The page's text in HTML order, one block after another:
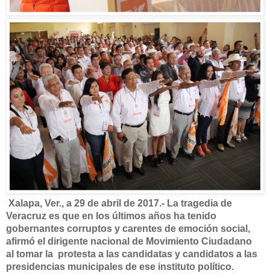
Xalapa, Ver., a 29 de abril de 2017.- La tragedia de
Veracruz es que en los últimos años ha tenido
gobernantes corruptos y carentes de emoción social,
afirmó el dirigente nacional de Movimiento Ciudadano
al tomar la protesta a las candidatas y candidatos a las
presidencias municipales de ese instituto político.